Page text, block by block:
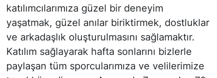
katılımcılarımıza güzel bir deneyim
yaşatmak, güzel anılar biriktirmek, dostluklar
ve arkadaşlık oluşturulmasını sağlamaktır.
Katılım sağlayarak hafta sonlarını bizlerle
paylaşan tüm sporcularımıza ve velilerimize